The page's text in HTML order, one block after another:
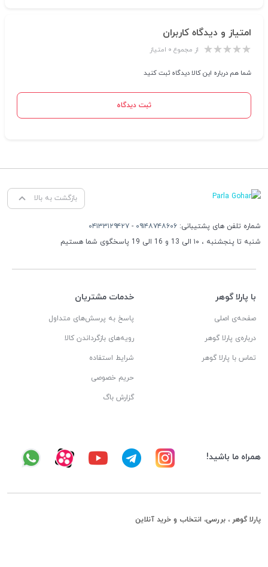
امتیاز و دیدگاه کاربران
از مجموع ۰ امتیاز
شما هم درباره این کالا دیدگاه ثبت کنید
ثبت دیدگاه
بازگشت به بالا
شماره تلفن های پشتیبانی: ۰۹۱۴۸۷۴۸۶۰۶ - ۰۴۱۳۳۱۲۹۴۲۷
شنبه تا پنجشنبه ، ۱۰ الی 13 و 16 الی 19 پاسخگوی شما هستیم
با پارلا گوهر
صفحه‌ی اصلی
درباره‌ی پارلا گوهر
تماس با پارلا گوهر
خدمات مشتریان
پاسخ به پرسش‌های متداول
رویه‌های بازگرداندن کالا
شرایط استفاده
حریم خصوصی
گزارش باگ
همراه ما باشید!
پارلا گوهر ، بررسی، انتخاب و خرید آنلاین